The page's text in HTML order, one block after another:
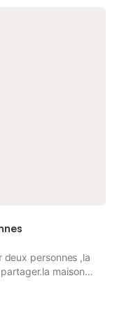
personnes ,la
maison
a terminer,ainsi
je vous
(selon